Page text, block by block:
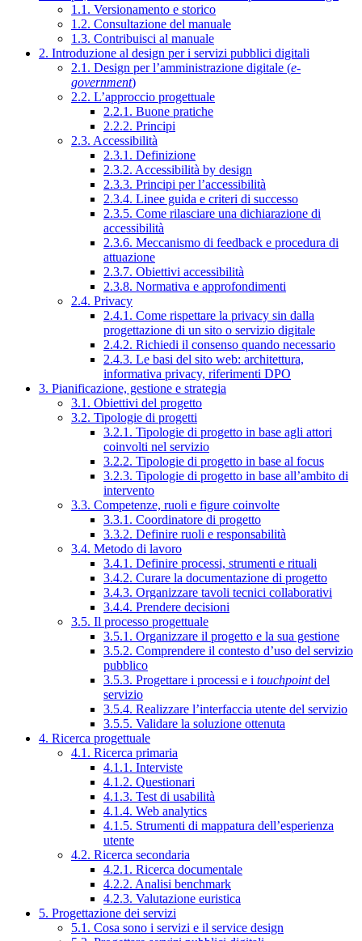
1.1. Versionamento e storico
1.2. Consultazione del manuale
1.3. Contribuisci al manuale
2. Introduzione al design per i servizi pubblici digitali
2.1. Design per l’amministrazione digitale (e-
government)
2.2. L’approccio progettuale
2.2.1. Buone pratiche
2.2.2. Principi
2.3. Accessibilità
2.3.1. Definizione
2.3.2. Accessibilità by design
2.3.3. Principi per l’accessibilità
2.3.4. Linee guida e criteri di successo
2.3.5. Come rilasciare una dichiarazione di
accessibilità
2.3.6. Meccanismo di feedback e procedura di
attuazione
2.3.7. Obiettivi accessibilità
2.3.8. Normativa e approfondimenti
2.4. Privacy
2.4.1. Come rispettare la privacy sin dalla
progettazione di un sito o servizio digitale
2.4.2. Richiedi il consenso quando necessario
2.4.3. Le basi del sito web: architettura,
informativa privacy, riferimenti DPO
3. Pianificazione, gestione e strategia
3.1. Obiettivi del progetto
3.2. Tipologie di progetti
3.2.1. Tipologie di progetto in base agli attori
coinvolti nel servizio
3.2.2. Tipologie di progetto in base al focus
3.2.3. Tipologie di progetto in base all’ambito di
intervento
3.3. Competenze, ruoli e figure coinvolte
3.3.1. Coordinatore di progetto
3.3.2. Definire ruoli e responsabilità
3.4. Metodo di lavoro
3.4.1. Definire processi, strumenti e rituali
3.4.2. Curare la documentazione di progetto
3.4.3. Organizzare tavoli tecnici collaborativi
3.4.4. Prendere decisioni
3.5. Il processo progettuale
3.5.1. Organizzare il progetto e la sua gestione
3.5.2. Comprendere il contesto d’uso del servizio
pubblico
3.5.3. Progettare i processi e i touchpointdel
servizio
3.5.4. Realizzare l’interfaccia utente del servizio
3.5.5. Validare la soluzione ottenuta
4. Ricerca progettuale
4.1. Ricerca primaria
4.1.1. Interviste
4.1.2. Questionari
4.1.3. Test di usabilità
4.1.4. Web analytics
4.1.5. Strumenti di mappatura dell’esperienza
utente
4.2. Ricerca secondaria
4.2.1. Ricerca documentale
4.2.2. Analisi benchmark
4.2.3. Valutazione euristica
5. Progettazione dei servizi
5.1. Cosa sono i servizi e il service design